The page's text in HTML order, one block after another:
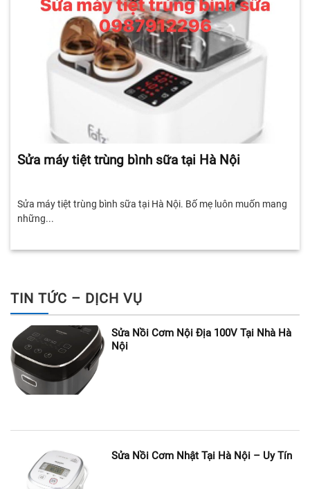
Sửa máy tiệt trùng bình sữa tại Hà Nội
Sửa máy tiệt trùng bình sữa tại Hà Nội. Bố mẹ luôn muốn mang
những...
TIN TỨC – DỊCH VỤ
Sửa Nồi Cơm Nội Địa 100V Tại Nhà Hà
Nội
Sửa Nồi Cơm Nhật Tại Hà Nội – Uy Tín